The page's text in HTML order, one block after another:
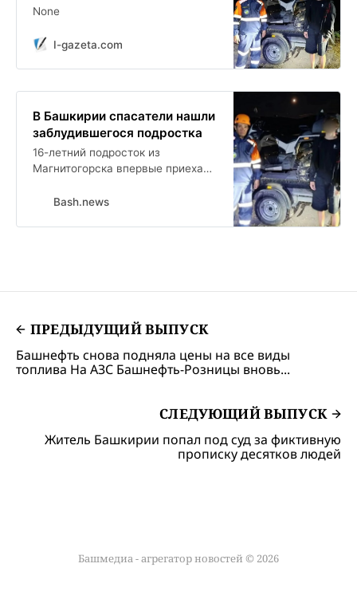
None
I-gazeta.com
В Башкирии спасатели нашли
заблудившегося подростка
16-летний подросток из
Магнитогорска впервые приехал
Сибай Баймакского района.
Bash.news
ПРЕДЫДУЩИЙ ВЫПУСК
Башнефть снова подняла цены на все виды
топлива На АЗС Башнефть-Розницы вновь...
СЛЕДУЮЩИЙ ВЫПУСК
Житель Башкирии попал под суд за фиктивную
прописку десятков людей
Башмедиа - агрегатор новостей © 2026